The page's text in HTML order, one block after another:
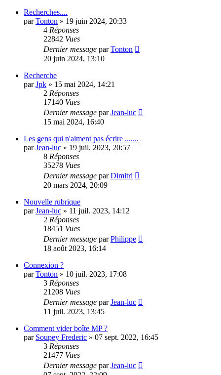
Recherches....
parTonton » 19 juin 2024, 20:33
4 Réponses
22842 Vues
Dernier message parTonton
20 juin 2024, 13:10
Recherche
parJpk » 15 mai 2024, 14:21
2 Réponses
17140 Vues
Dernier message parJean-luc
15 mai 2024, 16:40
Les gens qui n'aiment pas écrire .......
parJean-luc » 19 juil. 2023, 20:57
8 Réponses
35278 Vues
Dernier message parDimitri
20 mars 2024, 20:09
Nouvelle rubrique
parJean-luc » 11 juil. 2023, 14:12
2 Réponses
18451 Vues
Dernier message parPhilippe
18 août 2023, 16:14
Connexion ?
parTonton » 10 juil. 2023, 17:08
3 Réponses
21208 Vues
Dernier message parJean-luc
11 juil. 2023, 13:45
Comment vider boîte MP ?
par Soupey Frederic » 07 sept. 2022, 16:45
3 Réponses
21477 Vues
Dernier message parJean-luc